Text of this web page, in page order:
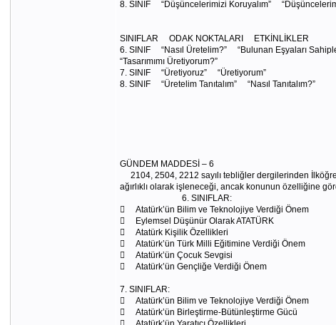
8. SINIF “Düşüncelerimizi Koruyalım”
SINIFLAR ODAK NOKTALARI ETKİNLİKLER
6. SINIF “Nasıl Üretelim?” “Bulunan Eşyaları
“Tasarımımı Üretiyorum?”
7. SINIF “Üretiyoruz” “Üretiyorum”
8. SINIF “Üretelim Tanıtalım” “Nasıl Tanıtalım?”
GÜNDEM MADDESİ – 6
2104, 2504, 2212 sayılı tebliğler dergilerinden
ağırlıklı olarak işleneceği, ancak konunun özelliğine
6. SINIFLAR:
 Atatürk’ün Bilim ve Teknolojiye Verdiği Önem
 Eylemsel Düşünür Olarak ATATÜRK
 Atatürk Kişilik Özellikleri
 Atatürk’ün Türk Milli Eğitimine Verdiği Önem
 Atatürk’ün Çocuk Sevgisi
 Atatürk’ün Gençliğe Verdiği Önem
7. SINIFLAR:
 Atatürk’ün Bilim ve Teknolojiye Verdiği Önem
 Atatürk’ün Birleştirme-Bütünleştirme Gücü